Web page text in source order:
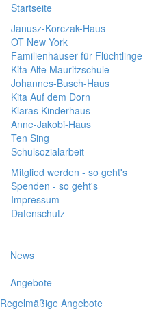
Startseite
Janusz-Korczak-Haus
OT New York
Familienhäuser für Flüchtlinge
Kita Alte Mauritzschule
Johannes-Busch-Haus
Kita Auf dem Dorn
Klaras Kinderhaus
Anne-Jakobi-Haus
Ten Sing
Schulsozialarbeit
Mitglied werden - so geht's
Spenden - so geht's
Impressum
Datenschutz
News
Angebote
Regelmäßige Angebote